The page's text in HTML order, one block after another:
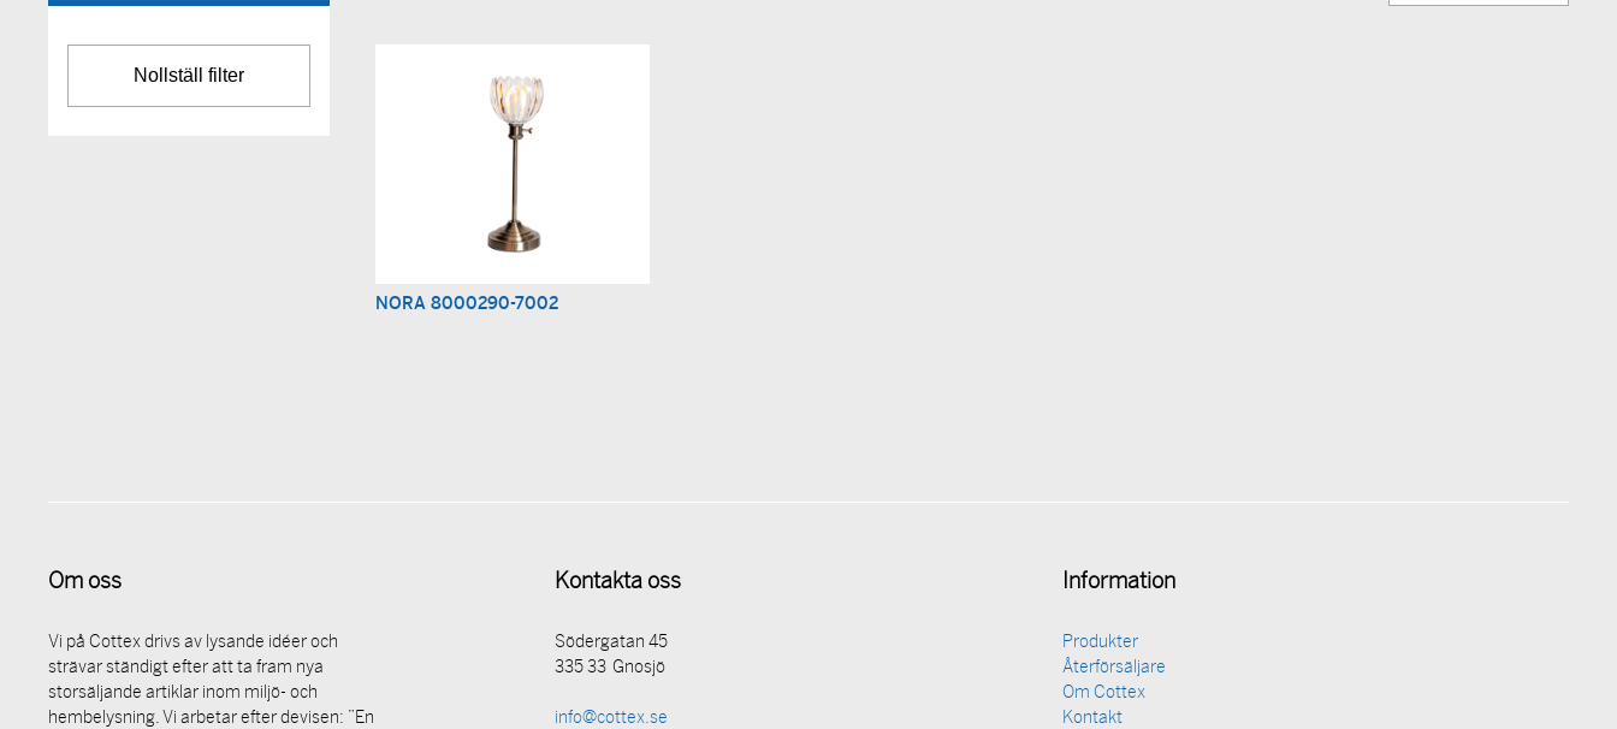
NORA 8000290-7002
Om oss
Vi på Cottex drivs av lysande idéer och
strävar ständigt efter att ta fram nya
storsäljande artiklar inom miljö- och
hembelysning. Vi arbetar efter devisen: ”En
Kontakta oss
Södergatan 45
335 33 Gnosjö
info@cottex.se
Information
Produkter
Återförsäljare
Om Cottex
Kontakt